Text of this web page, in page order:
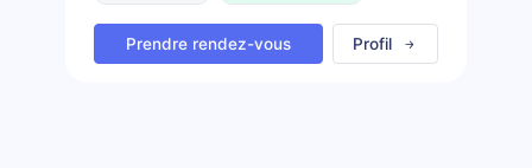
Prendre rendez-vous Profil